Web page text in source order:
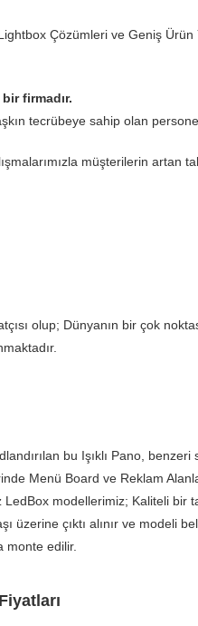
Çözümleri ve Geniş
firmadır.
tecrübeye sahip olan
müşterilerin artan
olup; Dünyanın bir çok
bu Işıklı Pano,
Menü Board ve Reklam
LedBox modellerimiz; Kaliteli bir
üzerine çıktı alınır ve modeli
monte edilir.